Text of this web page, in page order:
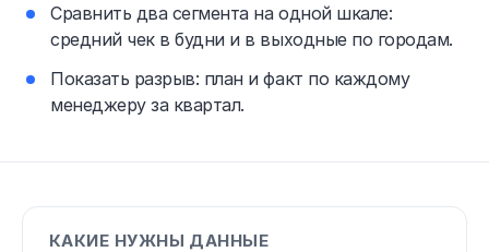
Сравнить два сегмента на одной шкале:
средний чек в будни и в выходные по городам.
Показать разрыв: план и факт по каждому
менеджеру за квартал.
КАКИЕ НУЖНЫ ДАННЫЕ